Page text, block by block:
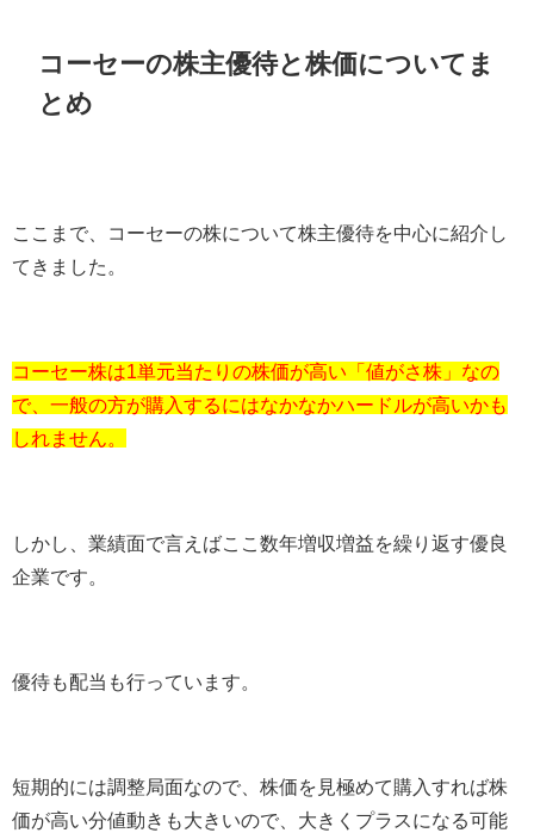
コーセーの株主優待と株価についてま
とめ
ここまで、コーセーの株について株主優待を中心に紹介し
てきました。
コーセー株は1単元当たりの株価が高い「値がさ株」なの
で、一般の方が購入するにはなかなかハードルが高いかも
しれません。
しかし、業績面で言えばここ数年増収増益を繰り返す優良
企業です。
優待も配当も行っています。
短期的には調整局面なので、株価を見極めて購入すれば株
価が高い分値動きも大きいので、大きくプラスになる可能